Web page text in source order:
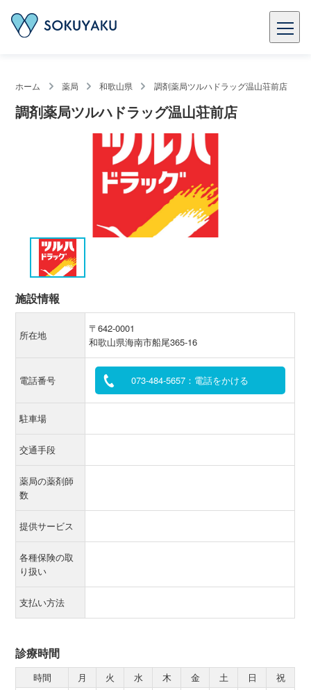
ホーム 薬局 和歌山県 調剤薬局ツルハドラッグ温山荘前店
調剤薬局ツルハドラッグ温山荘前店
施設情報
所在地
〒642-0001
和歌山県海南市船尾365-16
電話番号 073-484-5657：電話をかける
駐車場
交通手段
薬局の薬剤師
数
提供サービス
各種保険の取
り扱い
支払い方法
診療時間
時間 月 火 水 木 金 土 日
祝